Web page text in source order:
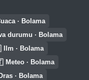
· Bolama
durumu · Bolama
Ilm · Bolama
Meteo · Bolama
· Bolama